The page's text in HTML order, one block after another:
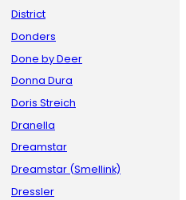
District
Donders
Done by Deer
Donna Dura
Doris Streich
Dranella
Dreamstar
Dreamstar (Smellink)
Dressler